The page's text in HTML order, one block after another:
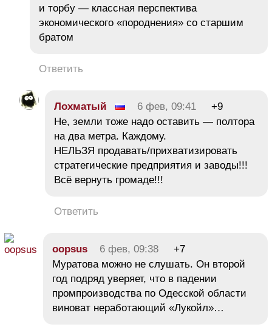
и торбу — классная перспектива
экономического «породнения» со старшим
братом
Ответить
Лохматый 6 фев, 09:41
+9
Не, земли тоже надо оставить — полтора
на два метра. Каждому.
НЕЛЬЗЯ продавать/прихватизировать
стратегические предприятия и заводы!!!
Всё вернуть громаде!!!
Ответить
oopsus 6 фев, 09:38
+7
Муратова можно не слушать. Он второй
год подряд уверяет, что в падении
промпроизводства по Одесской области
виноват неработающий «Лукойл»…